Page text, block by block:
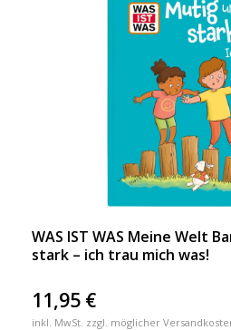
WAS IST WAS Meine Welt
stark – ich trau mich was!
11,95 €
inkl. MwSt. zzgl. möglicher